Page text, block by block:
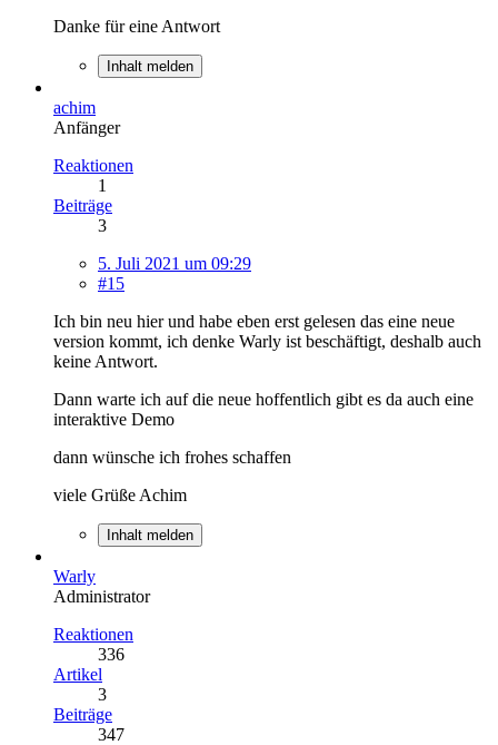
Danke für eine Antwort
Inhalt melden
achim
Anfänger
Reaktionen
1
Beiträge
3
5. Juli 2021 um 09:29
#15
Ich bin neu hier und habe eben erst gelesen das eine neue
version kommt, ich denke Warly ist beschäftigt, deshalb auch
keine Antwort.
Dann warte ich auf die neue hoffentlich gibt es da auch eine
interaktive Demo
dann wünsche ich frohes schaffen
viele Grüße Achim
Inhalt melden
Warly
Administrator
Reaktionen
336
Artikel
3
Beiträge
347